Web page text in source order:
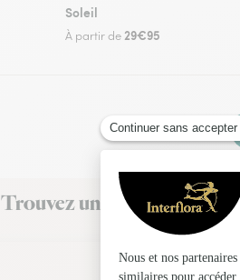
Soleil
À partir de 29€95
Trouvez un fleuriste